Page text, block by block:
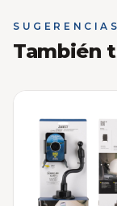
SUGERENCIAS
También